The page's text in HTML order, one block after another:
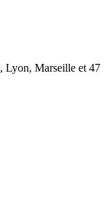
Lyon, Marseille et 47